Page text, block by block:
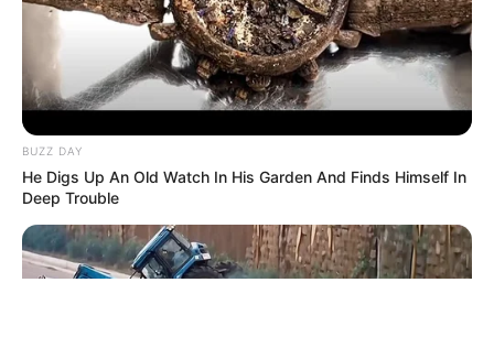
ΤΑΥΤΟΤΗΤΑ ΚΑΙ ΕΠΙΚΟΙΝΩΝΙΑ ΟΡΟΙ ΧΡΗΣΗΣ
© 2025 EVIANEWS του Γιώργου Κουτσελίνη
BUZZ DAY
He Digs Up An Old Watch In His Garden And Finds Himself In
Deep Trouble